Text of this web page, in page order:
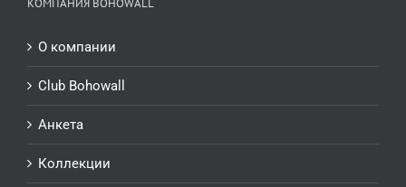
О компании
Club Bohowall
Анкета
Коллекции